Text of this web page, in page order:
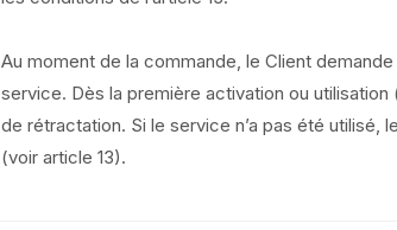
Au moment de la commande, le Client
service. Dès la première activation ou
de rétractation. Si le service n’a pas été utilisé,
(voir article 13).